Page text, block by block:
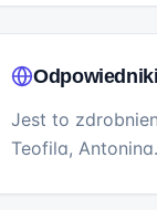
Jest to
Teofila, Antonina.